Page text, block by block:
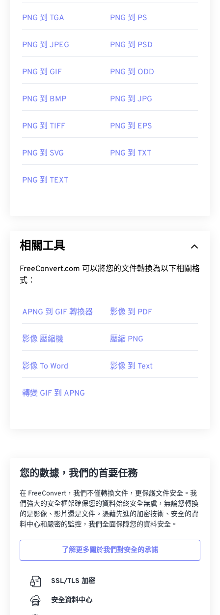
PNG 到 TGA PNG 到 PS
PNG 到 JPEG PNG 到 PSD
PNG 到 GIF PNG 到 ODD
PNG 到 BMP PNG 到 JPG
PNG 到 TIFF PNG 到 EPS
PNG 到 SVG PNG 到 TXT
PNG 到 TEXT
相關工具
FreeConvert.com 可以將您的文件轉換為以下相關格
式：
APNG 到 GIF 轉換器 影像 到 PDF
影像 壓縮機 壓縮 PNG
影像 To Word 影像 到 Text
轉變 GIF 到 APNG
您的數據，我們的首要任務
在 FreeConvert，我們不僅轉換文件，更保護文件安全。我
們強大的安全框架確保您的資料始終安全無虞，無論您轉換
的是影像、影片還是文件。憑藉先進的加密技術、安全的資
料中心和嚴密的監控，我們全面保障您的資料安全。
了解更多關於我們對安全的承諾
SSL/TLS 加密
安全資料中心